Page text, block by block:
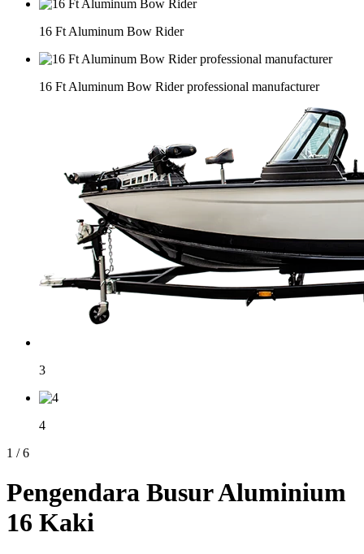
16 Ft Aluminum Bow Rider
16 Ft Aluminum Bow Rider professional manufacturer
3
4
1 / 6
Pengendara Busur Aluminium
16 Kaki